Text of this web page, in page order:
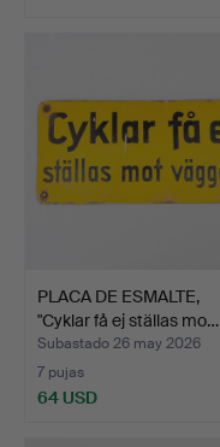
PLACA DE ESMALTE,
"Cyklar få ej ställas mo…
Subastado 26 may 2026
7 pujas
64 USD